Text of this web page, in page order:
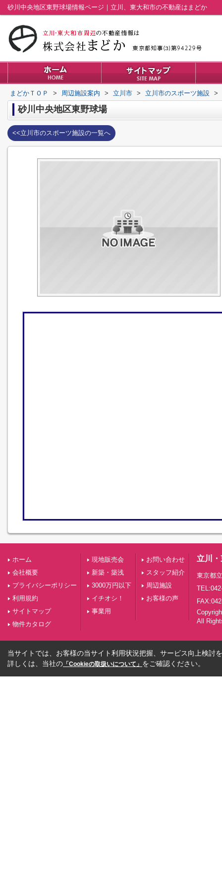
砂川中央地区東野球場情報ページ｜立川、東大和市の不動産はまどか
まどかＴＯＰ > 周辺施設案内 > 立川市 > 立川市のスポーツ施設 >
砂川中央地区東野球場
<<立川市のスポーツ施設の一覧へ
ホーム
会社概要
プライバシーポリシー
利用規約
サイトマップ
物件カタログ
現地販売会
新築・築浅
3000万円以下
イチオシ！
事業用
お問い合わせ
スタッフ紹介
周辺施設
お客様の声
立川
東京都
All
当サイトでは、お客様の当サイト利用状況把握、サービス向上検討
詳しくは、当社の 「Cookieの取扱いについて」 をご確認ください。